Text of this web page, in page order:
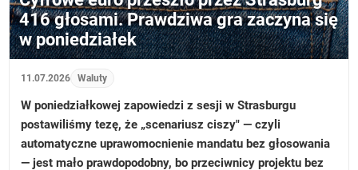
416 głosami. Prawdziwa gra zaczyna się
w poniedziałek
11.07.2026 Waluty
W poniedziałkowej zapowiedzi z sesji w Strasburgu
postawiliśmy tezę, że „scenariusz ciszy" — czyli
automatyczne uprawomocnienie mandatu bez głosowania
— jest mało prawdopodobny, bo przeciwnicy projektu bez